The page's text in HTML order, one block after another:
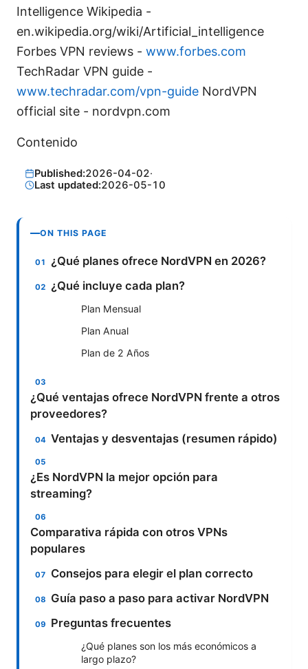
Intelligence Wikipedia -
en.wikipedia.org/wiki/Artificial_intelligence
Forbes VPN reviews - www.forbes.com
TechRadar VPN guide -
www.techradar.com/vpn-guide NordVPN
official site - nordvpn.com
Contenido
Published:2026-04-02·
Last updated:2026-05-10
ON THIS PAGE
¿Qué planes ofrece NordVPN en 2026?
¿Qué incluye cada plan?
Plan Mensual
Plan Anual
Plan de 2 Años
¿Qué ventajas ofrece NordVPN frente a otros
proveedores?
Ventajas y desventajas (resumen rápido)
¿Es NordVPN la mejor opción para
streaming?
Comparativa rápida con otros VPNs
populares
Consejos para elegir el plan correcto
Guía paso a paso para activar NordVPN
Preguntas frecuentes
¿Qué planes son los más económicos a
largo plazo?